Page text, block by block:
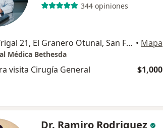
344 opiniones
Calle Trigal 21, El Granero Otunal, San Francisco, Coacalco de Berriozabal • Mapa
Médica Bethesda
visita Cirugía General $1,000
Dr. Ramiro Rodriguez